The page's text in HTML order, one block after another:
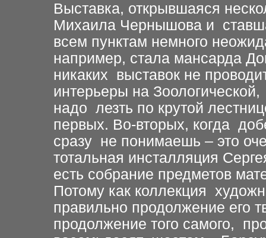
Выставка, открывшаяся
Михаила Чернышова и
всем пунктам немного
например, стала мансарда
никаких выставок не
интерьеры на
надо лезть по крутой
первых. Во-вторых, когда
сразу не понимаешь – это
тотальная инсталляция
есть собрание предметов
Потому как коллекция
правильно продолжение его
продолжение того самого,